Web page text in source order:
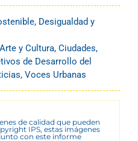
, Desigualdad y
Arte y Cultura, Ciudades,
de Desarrollo del
, Voces Urbanas
de calidad que pueden
IPS, estas imágenes
con este informe